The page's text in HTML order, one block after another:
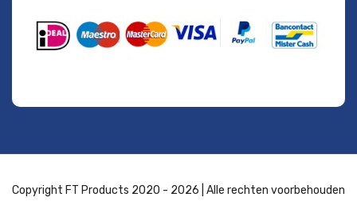
Copyright FT Products 2020 - 2026 | Alle rechten voorbehouden